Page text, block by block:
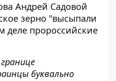
Андрей Садовой
зерно "высыпали
деле пророссийские
буквально